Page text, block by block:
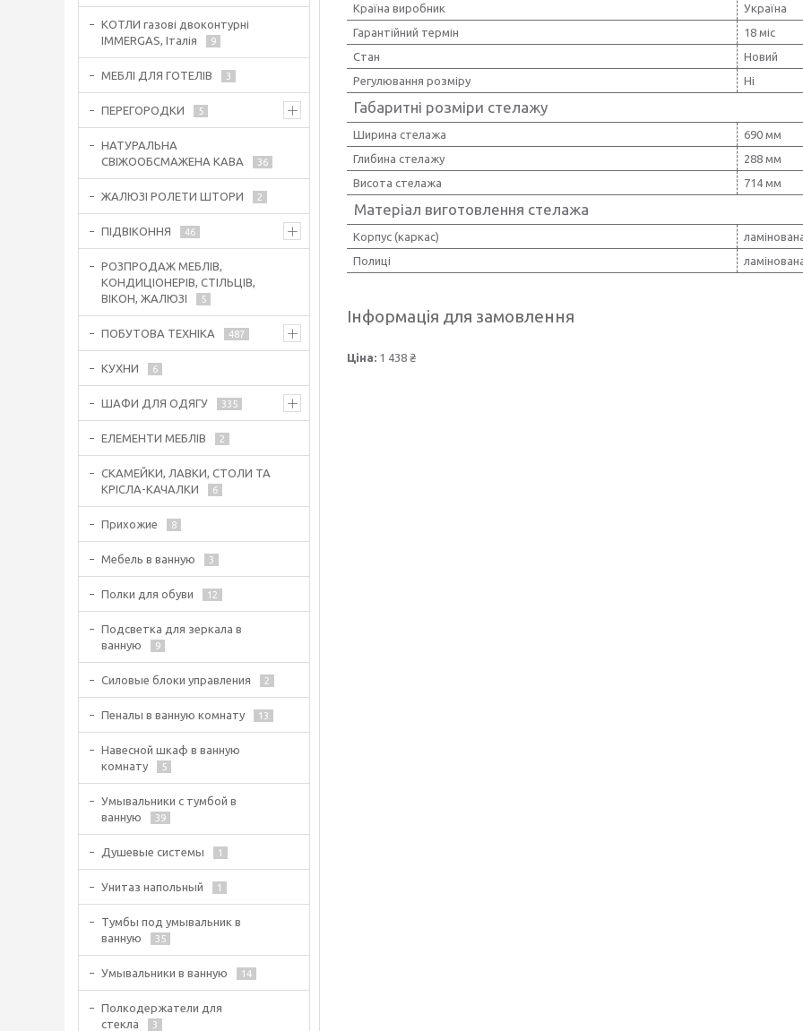
Країна виробник
Україна
Гарантійний термін
18 міс
Стан
Новий
Регулювання розміру
Ні
Габаритні розміри стелажу
Ширина стелажа
690 мм
Глибина стелажу
288 мм
Висота стелажа
714 мм
Матеріал виготовлення стелажа
Корпус (каркас)
Полиці
Інформація для замовлення
Ціна: 1 438 ₴
КОТЛИ газові двоконтурні
IMMERGAS, Італія
9
МЕБЛІ ДЛЯ ГОТЕЛІВ 3
ПЕРЕГОРОДКИ 5
НАТУРАЛЬНА
СВІЖООБСМАЖЕНА КАВА
36
ЖАЛЮЗІ РОЛЕТИ ШТОРИ 2
ПІДВІКОННЯ 46
РОЗПРОДАЖ МЕБЛІВ,
КОНДИЦІОНЕРІВ, СТІЛЬЦІВ,
ВІКОН, ЖАЛЮЗІ
5
ПОБУТОВА ТЕХНІКА 487
КУХНИ 6
ШАФИ ДЛЯ ОДЯГУ 335
ЕЛЕМЕНТИ МЕБЛІВ 2
СКАМЕЙКИ, ЛАВКИ, СТОЛИ ТА
КРІСЛА-КАЧАЛКИ
6
Прихожие 8
Мебель в ванную 3
Полки для обуви 12
Подсветка для зеркала в
ванную
9
Силовые блоки управления 2
Пеналы в ванную комнату 13
Навесной шкаф в ванную
комнату
5
Умывальники с тумбой в
ванную
39
Душевые системы 1
Унитаз напольный 1
Тумбы под умывальник в
ванную
35
Умывальники в ванную 14
Полкодержатели для
стекла
3